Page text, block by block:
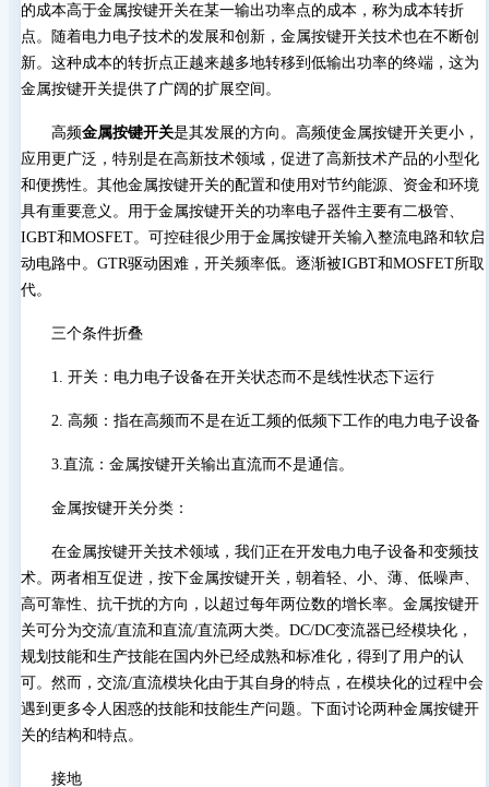
的成本高于金属按键开关在某一输出功率点的成本，称为成本转折
点。随着电力电子技术的发展和创新，金属按键开关技术也在不断创
新。这种成本的转折点正越来越多地转移到低输出功率的终端，这为
金属按键开关提供了广阔的扩展空间。
高频金属按键开关是其发展的方向。高频使金属按键开关更小，
应用更广泛，特别是在高新技术领域，促进了高新技术产品的小型化
和便携性。其他金属按键开关的配置和使用对节约能源、资金和环境
具有重要意义。用于金属按键开关的功率电子器件主要有二极管、
IGBT和MOSFET。可控硅很少用于金属按键开关输入整流电路和软启
动电路中。GTR驱动困难，开关频率低。逐渐被IGBT和MOSFET所取
代。
三个条件折叠
1. 开关：电力电子设备在开关状态而不是线性状态下运行
2. 高频：指在高频而不是在近工频的低频下工作的电力电子设备
3.直流：金属按键开关输出直流而不是通信。
金属按键开关分类：
在金属按键开关技术领域，我们正在开发电力电子设备和变频技
术。两者相互促进，按下金属按键开关，朝着轻、小、薄、低噪声、
高可靠性、抗干扰的方向，以超过每年两位数的增长率。金属按键开
关可分为交流/直流和直流/直流两大类。DC/DC变流器已经模块化，
规划技能和生产技能在国内外已经成熟和标准化，得到了用户的认
可。然而，交流/直流模块化由于其自身的特点，在模块化的过程中会
遇到更多令人困惑的技能和技能生产问题。下面讨论两种金属按键开
关的结构和特点。
接地